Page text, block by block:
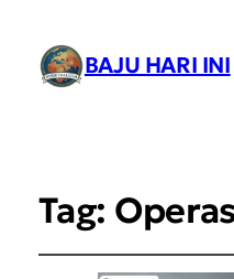
BAJU HARI INI
Tag: